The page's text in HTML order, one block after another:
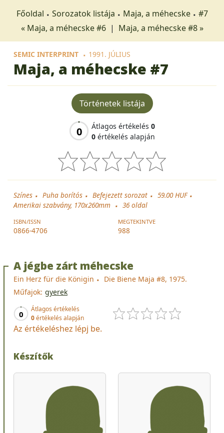
Főoldal Sorozatok listája Maja, a méhecske
#7
« Maja, a méhecske #6 | Maja, a méhecske #8 »
SEMIC INTERPRINT 1991. JÚLIUS
Maja, a méhecske #7
Történetek listája
0 Átlagos értékelés 0
0 értékelés alapján
Színes Puha borítós Befejezett sorozat
59.00 HUF
Amerikai szabvány, 170x260mm
36oldal
ISBN/ISSN
0866-4706
MEGTEKINTVE
988
A jégbe zárt méhecske
Ein Herz für die Königin
Die Biene Maja #8, 1975.
Műfajok: gyerek
0
Átlagos értékelés
0értékelés alapján
Az értékeléshez lépj be.
Készítők